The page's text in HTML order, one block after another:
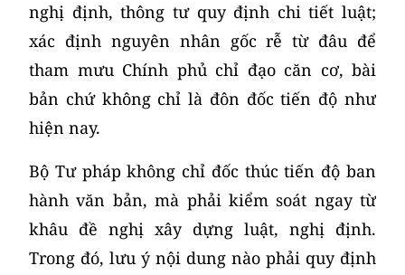
nghị định, thông tư quy định chi tiết luật;
xác định nguyên nhân gốc rễ từ đâu để
tham mưu Chính phủ chỉ đạo căn cơ, bài
bản chứ không chỉ là đôn đốc tiến độ như
hiện nay.
Bộ Tư pháp không chỉ đốc thúc tiến độ ban
hành văn bản, mà phải kiểm soát ngay từ
khâu đề nghị xây dựng luật, nghị định.
Trong đó, lưu ý nội dung nào phải quy định